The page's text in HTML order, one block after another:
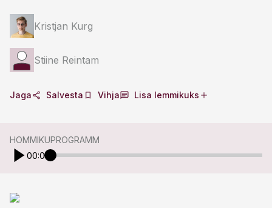
Kristjan Kurg
Stiine Reintam
Jaga Salvesta Vihja Lisa lemmikuks
HOMMIKUPROGRAMM
00:00